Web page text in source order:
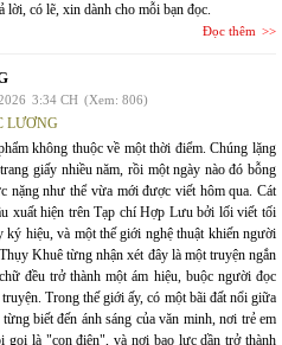
lời, có lẽ, xin dành cho mỗi bạn đọc.
Đọc thêm
3:34 CH (Xem: 806)
LƯƠNG
không thuộc về một thời điểm. Chúng lặng
giấy nhiều năm, rồi một ngày nào đó bỗng
nặng như thể vừa mới được viết hôm qua. Cát
xuất hiện trên Tạp chí Hợp Lưu bởi lối viết tối
hiệu, và một thế giới nghệ thuật khiến người
Khuê từng nhận xét đây là một truyện ngắn
đều trở thành một ám hiệu, buộc người đọc
Trong thế giới ấy, có một bãi đất nổi giữa
biết đến ánh sáng của văn minh, nơi trẻ em
là "con điên", và nơi bạo lực dần trở thành